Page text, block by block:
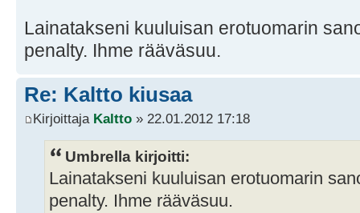
Lainatakseni kuuluisan erotuomarin
penalty. Ihme rääväsuu.
Re: Kaltto kiusaa
Kirjoittaja Kaltto » 22.01.2012 17:18
Umbrella kirjoitti:
Lainatakseni kuuluisan erotuomarin
penalty. Ihme rääväsuu.